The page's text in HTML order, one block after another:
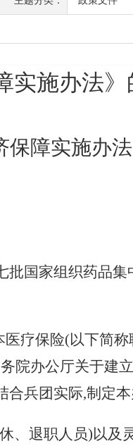
实施办法》
保障实施办法
批国家组织药品
医疗保险(以下简
院办公厅关于建
合兵团实际,制定
、退职人员)以及